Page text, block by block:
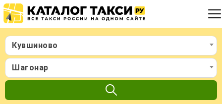
Кувшиново
Шагонар